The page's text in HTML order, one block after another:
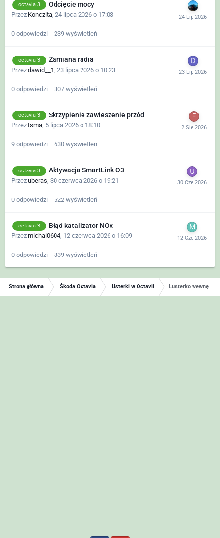
octavia 3 Odcięcie mocy
Przez Konczita, 24 lipca 2026 o 17:03
0 odpowiedzi 239 wyświetleń
octavia 3 Zamiana radia
Przez dawid__1 23 lipca 2026 o 10:23
0 odpowiedzi 307 wyświetleń
octavia 3 Skrzypienie zawieszenie przód
Przez Isma, 5 lipca 2026 o 18:10
9 odpowiedzi 630 wyświetleń
octavia 3 Aktywacja SmartLink O3
Przez uberas 30 czerwca 2026 o 19:21
0 odpowiedzi 522 wyświetleń
octavia 3 Błąd katalizator NOx
Przez michal0604 12 czerwca 2026 o 16:09
0 odpowiedzi 339 wyświetleń
Strona główna Škoda Octavia Usterki w Octavii Lusterko